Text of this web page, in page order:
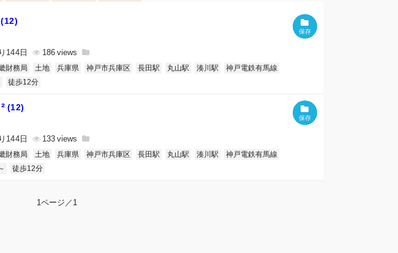
(12)
144日 186
財務局 土地 兵庫県 神戸市兵庫区 長田駅 丸山駅 湊川駅
神戸電鉄有馬線
徒歩12分
(12)
144日 133
財務局 土地 兵庫県 神戸市兵庫区 長田駅 丸山駅 湊川駅
神戸電鉄有馬線
徒歩12分
1ページ／1